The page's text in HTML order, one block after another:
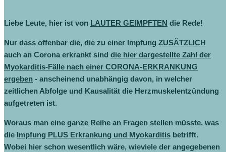
Liebe Leute, hier ist von LAUTER GEIMPFTEN die Rede!
Nur dass offenbar die, die zu einer Impfung ZUSÄTZLICH
auch an Corona erkrankt sind die hier dargestellte Zahl der
Myokarditis-Fälle nach einer CORONA-ERKRANKUNG
ergeben - anscheinend unabhängig davon, in welcher
zeitlichen Abfolge und Kausalität die Herzmuskelentzündung
aufgetreten ist.
Woraus man eine ganze Reihe an Fragen stellen müsste, was
die Impfung PLUS Erkrankung und Myokarditis betrifft.
Wobei hier schon wesentlich wäre, wieviele der angegebenen